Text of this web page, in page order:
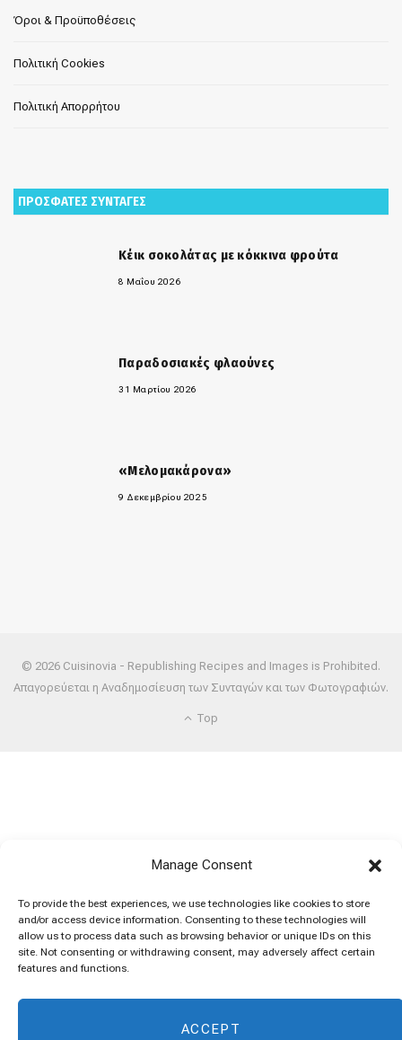
Manage Consent
To provide the best experiences, we use technologies like cookies to store
and/or access device information. Consenting to these technologies will
allow us to process data such as browsing behavior or unique IDs on this
site. Not consenting or withdrawing consent, may adversely affect certain
features and functions.
ACCEPT
Όροι & Προϋποθέσεις
Πολιτική Cookies
Πολιτική Απορρήτου
ΠΡΟΣΦΑΤΕΣ ΣΥΝΤΑΓΕΣ
Κέικ σοκολάτας με κόκκινα φρούτα
8 Μαΐου 2026
Παραδοσιακές φλαούνες
31 Μαρτίου 2026
«Μελομακάρονα»
9 Δεκεμβρίου 2025
© 2026 Cuisinovia - Republishing Recipes and Images is Prohibited.
Απαγορεύεται η Αναδημοσίευση των Συνταγών και των Φωτογραφιών.
Top